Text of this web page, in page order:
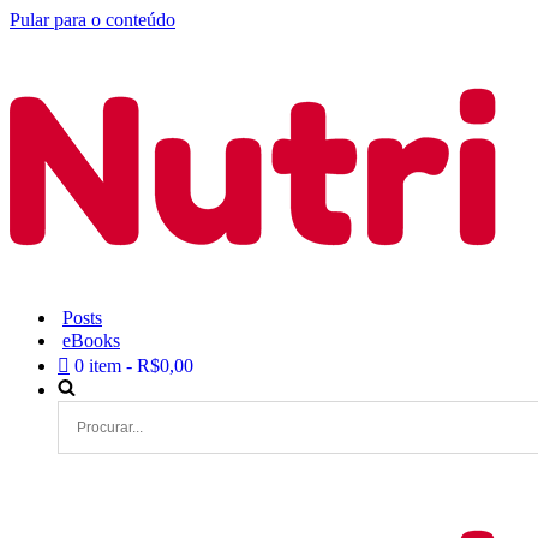
Pular para o conteúdo
Posts
eBooks
0 item
R$0,00